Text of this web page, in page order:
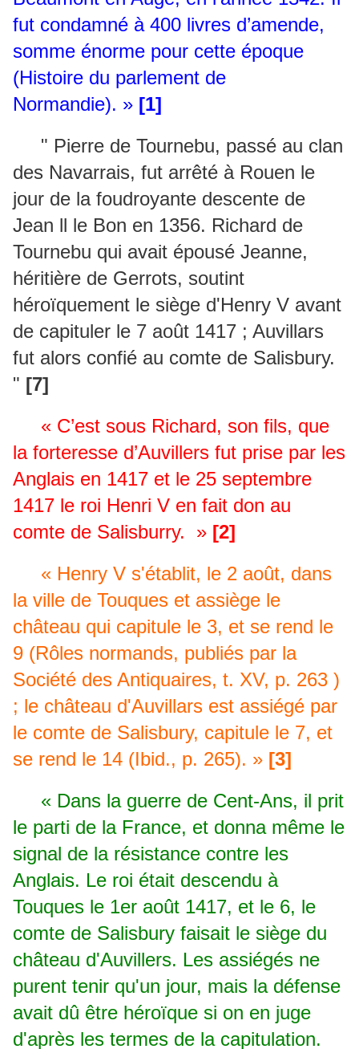
fut condamné à 400 livres d’amende,
somme énorme pour cette époque
(Histoire du parlement de
Normandie). » [1]
" Pierre de Tournebu, passé au clan
des Navarrais, fut arrêté à Rouen le
jour de la foudroyante descente de
Jean ll le Bon en 1356. Richard de
Tournebu qui avait épousé Jeanne,
héritière de Gerrots, soutint
héroïquement le siège d'Henry V avant
de capituler le 7 août 1417 ; Auvillars
fut alors confié au comte de Salisbury.
" [7]
« C’est sous Richard, son fils, que
la forteresse d’Auvillers fut prise par les
Anglais en 1417 et le 25 septembre
1417 le roi Henri V en fait don au
comte de Salisburry. » [2]
« Henry V s'établit, le 2 août, dans
la ville de Touques et assiège le
château qui capitule le 3, et se rend le
9 (Rôles normands, publiés par la
Société des Antiquaires, t. XV, p. 263 )
; le château d'Auvillars est assiégé par
le comte de Salisbury, capitule le 7, et
se rend le 14 (Ibid., p. 265). » [3]
« Dans la guerre de Cent-Ans, il prit
le parti de la France, et donna même le
signal de la résistance contre les
Anglais. Le roi était descendu à
Touques le 1er août 1417, et le 6, le
comte de Salisbury faisait le siège du
château d'Auvillers. Les assiégés ne
purent tenir qu'un jour, mais la défense
avait dû être héroïque si on en juge
d'après les termes de la capitulation.